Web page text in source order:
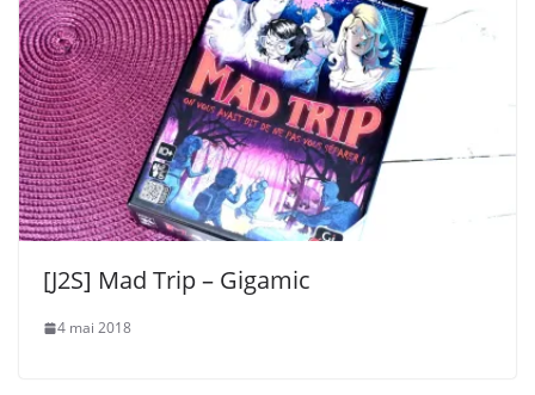
[J2S] Mad Trip – Gigamic
4 mai 2018